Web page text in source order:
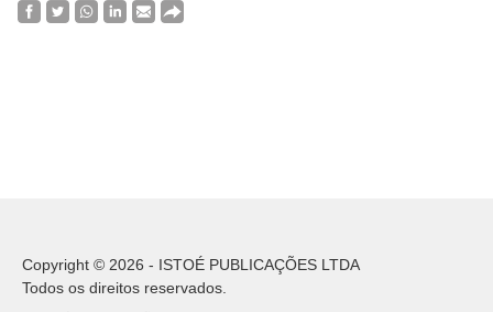
Copyright © 2026 - ISTOÉ PUBLICAÇÕES LTDA
Todos os direitos reservados.